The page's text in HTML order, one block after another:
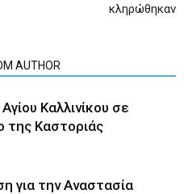
κληρώθηκαν
AUTHOR
Καλλινίκου σε
της Καστοριάς
για την Αναστασία